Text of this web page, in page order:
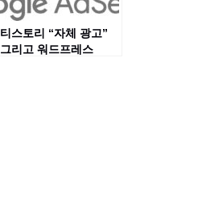
티스토리 “자체 광고”
그리고 워드프레스